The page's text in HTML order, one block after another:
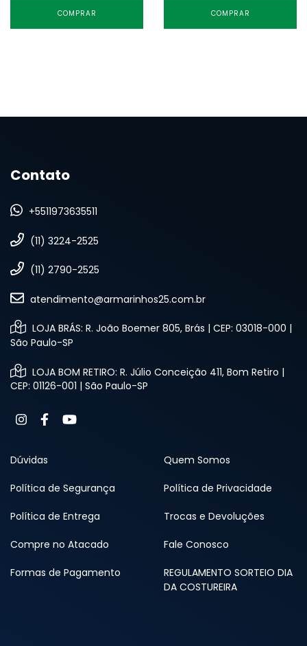
COMPRAR COMPRAR
Contato
+5511973635511
(11) 3224-2525
(11) 2790-2525
atendimento@armarinhos25.com.br
LOJA BRÁS: R. João Boemer 805, Brás | CEP: 03018-000 |
São Paulo-SP
LOJA BOM RETIRO: R. Júlio Conceição 411, Bom Retiro |
CEP: 01126-001 | São Paulo-SP
Dúvidas Quem Somos
Política de Segurança Política de Privacidade
Política de Entrega Trocas e Devoluções
Compre no Atacado Fale Conosco
Formas de Pagamento
REGULAMENTO SORTEIO DIA
DA COSTUREIRA